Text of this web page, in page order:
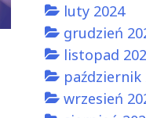
luty 2024
grudzień
listopad
październik
wrzesień